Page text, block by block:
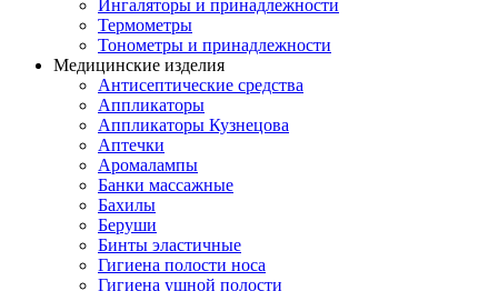
Ингаляторы и принадлежности
Термометры
Тонометры и принадлежности
Медицинские изделия
Антисептические средства
Аппликаторы
Аппликаторы Кузнецова
Аптечки
Аромалампы
Банки массажные
Бахилы
Беруши
Бинты эластичные
Гигиена полости носа
Гигиена ушной полости